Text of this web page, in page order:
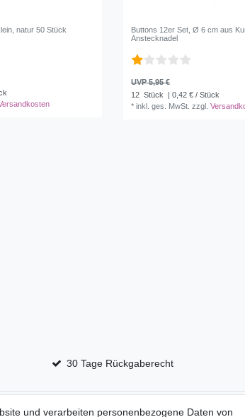
natur 50 Stück
Buttons 12er Set, Ø 6 cm aus
Anstecknadel
UVP 5,95 €
12 Stück
| 0,42 € / Stück
*inkl. ges. MwSt. zzgl.
30 Tage Rückgaberecht
Service
und verarbeiten personenbezogene Daten von